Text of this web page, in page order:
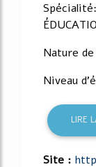
Nature
Niveau
LIRE
Site :